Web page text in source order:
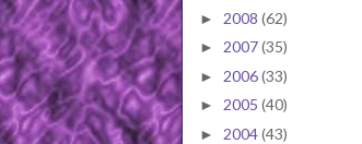
► 2008 (62)
► 2007(35)
► 2006(33)
► 2005 (40)
► 2004(43)